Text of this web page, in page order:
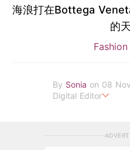
海浪打在Bottega
的
Fashion
By Sonia on 08
Digital Editor